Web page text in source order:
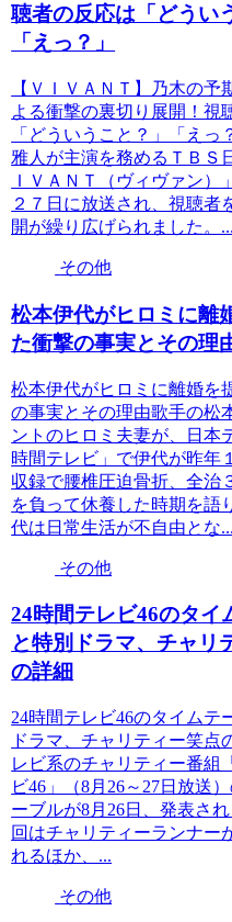
聴者の反応は「どうい
「えっ？」
【ＶＩＶＡＮＴ】乃木の予
よる衝撃の裏切り展開！視
「どういうこと？」「えっ
雅人が主演を務めるＴＢＳ
ＩＶＡＮＴ（ヴィヴァン）
２７日に放送され、視聴者
開が繰り広げられました。...
その他
松本伊代がヒロミに離
た衝撃の事実とその理
松本伊代がヒロミに離婚を
の事実とその理由歌手の松
ントのヒロミ夫妻が、日本
時間テレビ」で伊代が昨年
収録で腰椎圧迫骨折、全治
を負って休養した時期を語
代は日常生活が不自由とな...
その他
24時間テレビ46のタイ
と特別ドラマ、チャリ
の詳細
24時間テレビ46のタイムテ
ドラマ、チャリティー笑点
レビ系のチャリティー番組
ビ46」（8月26～27日放送
ーブルが8月26日、発表さ
回はチャリティーランナー
れるほか、...
その他